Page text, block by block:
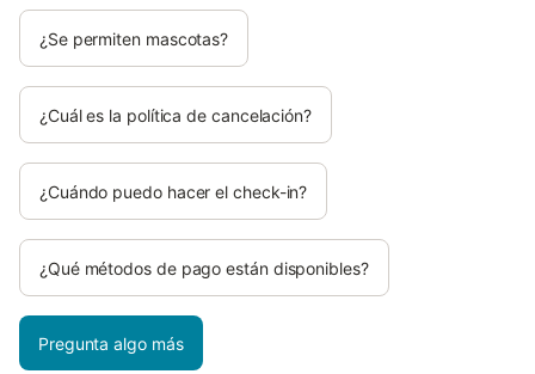
¿Se permiten mascotas?
¿Cuál es la política de cancelación?
¿Cuándo puedo hacer el check-in?
¿Qué métodos de pago están disponibles?
Pregunta algo más